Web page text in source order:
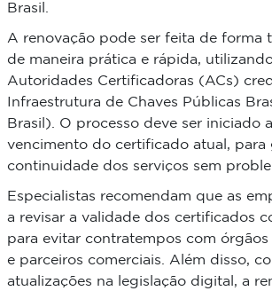
Brasil.
A renovação pode ser feita de forma
de maneira prática e rápida,
Autoridades Certificadoras (ACs)
Infraestrutura de Chaves Públicas
Brasil). O processo deve ser iniciado
vencimento do certificado atual, para
continuidade dos serviços sem
Especialistas recomendam que as
a revisar a validade dos certificados
para evitar contratempos com órgãos
e parceiros comerciais. Além disso,
atualizações na legislação digital, a